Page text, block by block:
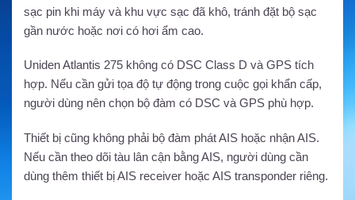
sạc pin khi máy và khu vực sạc đã khô, tránh đặt bộ sạc
gần nước hoặc nơi có hơi ẩm cao.
Uniden Atlantis 275 không có DSC Class D và GPS tích
hợp. Nếu cần gửi tọa độ tự động trong cuộc gọi khẩn cấp,
người dùng nên chọn bộ đàm có DSC và GPS phù hợp.
Thiết bị cũng không phải bộ đàm phát AIS hoặc nhận AIS.
Nếu cần theo dõi tàu lân cận bằng AIS, người dùng cần
dùng thêm thiết bị AIS receiver hoặc AIS transponder riêng.